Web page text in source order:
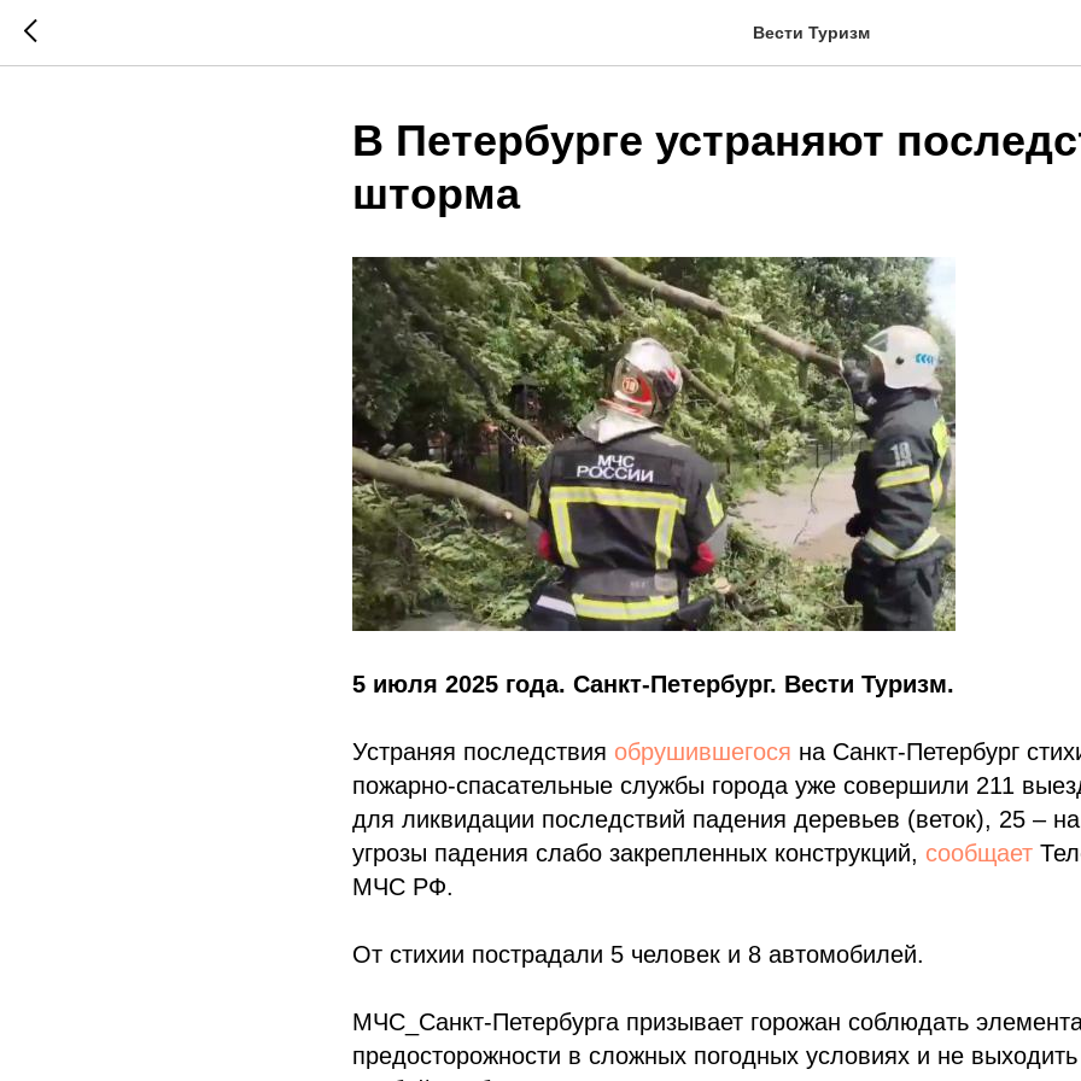
Вести Туризм
В Петербурге устраняют
шторма
5 июля 2025 года. Санкт-Петербург. Вести Туризм.
Устраняя последствия обрушившегося на Санкт-Петербург
пожарно-спасательные службы города уже совершили 211
для ликвидации последствий падения деревьев (веток), 25 –
угрозы падения слабо закрепленных конструкций, сообщает
МЧС РФ.
От стихии пострадали 5 человек и 8 автомобилей.
МЧС_Санкт-Петербурга призывает горожан соблюдать
предосторожности в сложных погодных условиях и не